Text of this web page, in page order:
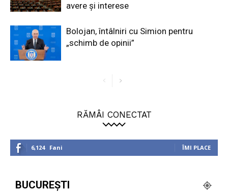
avere și interese
Bolojan, întâlniri cu Simion pentru
„schimb de opinii”
RĂMÂI CONECTAT
6,124 Fani ÎMI PLACE
BUCUREȘTI